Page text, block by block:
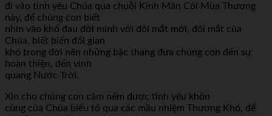
đi vào tình yêu Chúa qua chuỗi Kinh Mân Côi Mùa Thương
này, để chúng con biết
nhìn vào khổ đau đời mình với đôi mắt mới, đôi mắt của
Chúa, biết biến đổi gian
khó trong đời nên những bậc thang đưa chúng con đến sự
hoàn thiện, đến vinh
quang Nước Trời.
Xin cho chúng con cảm nếm được tình yêu khôn
cùng của Chúa biểu tỏ qua các mầu nhiệm Thương Khó, để